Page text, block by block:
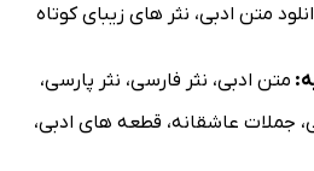
متن ادبی، نثر های زیبای کوتاه
متن ادبی، نثر فارسی، نثر پارسی،
، جملات عاشقانه، قطعه های ادبی،